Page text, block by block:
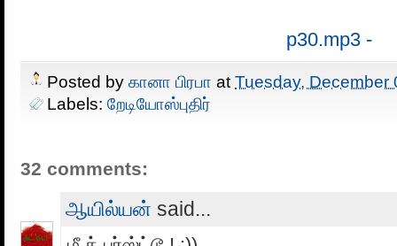
p30.mp3 -
Posted by கானா பிரபா at Tuesday, December
Labels: றேடியோஸ்புதிர்
32 comments:
ஆயில்யன் said...